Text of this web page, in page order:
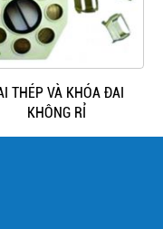
THÉP VÀ KHÓA ĐAI
KHÔNG RỈ